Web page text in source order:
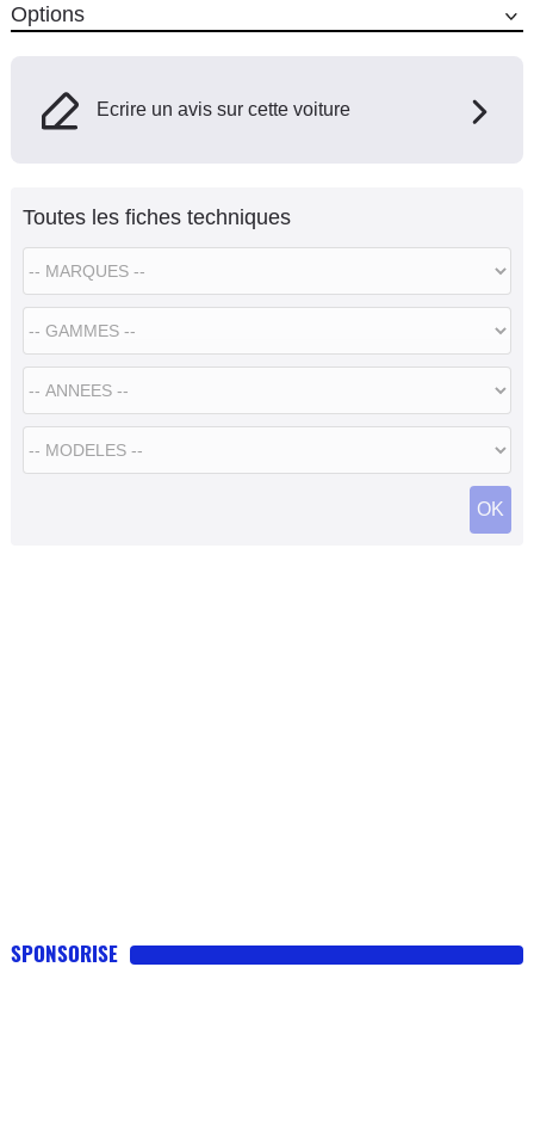
Options
Ecrire un avis sur cette voiture
Toutes les fiches techniques
SPONSORISE